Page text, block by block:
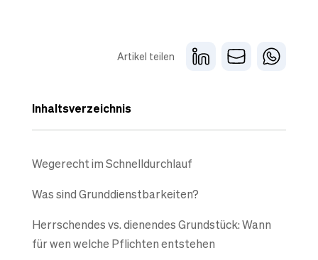
Artikel teilen
Inhaltsverzeichnis
Wegerecht im Schnelldurchlauf
Was sind Grunddienstbarkeiten?
Herrschendes vs. dienendes Grundstück: Wann
für wen welche Pflichten entstehen